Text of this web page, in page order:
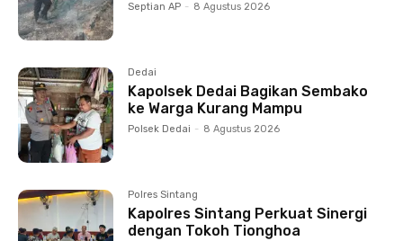
Septian AP - 8 Agustus 2026
Dedai
Kapolsek Dedai Bagikan Sembako
ke Warga Kurang Mampu
Polsek Dedai - 8 Agustus 2026
Polres Sintang
Kapolres Sintang Perkuat Sinergi
dengan Tokoh Tionghoa